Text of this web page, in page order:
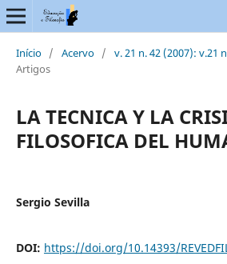
Início / Acervo / v. 21 n. 42 (2007): v.21
Artigos
LA TECNICA Y LA
FILOSOFICA DEL
Sergio Sevilla
DOI: https://doi.org/10.14393/